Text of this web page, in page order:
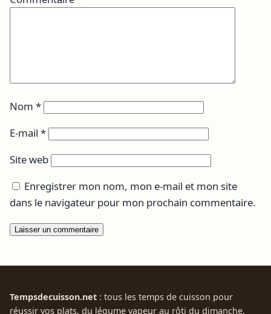
Nom *
E-mail *
Site web
Enregistrer mon nom, mon e-mail et mon site
dans le navigateur pour mon prochain commentaire.
Tempsdecuisson.net : tous les temps de cuisson pour
réussir vos plats, du légume vapeur au rôti du dimanche.